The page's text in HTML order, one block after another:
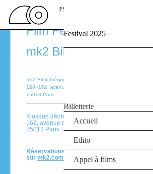
PSSFF 2026
Festival 2025
Billetterie
Accueil
Edito
Appel à films
Paris Surf & Skateboard
Film Festival 22‑25.09.16
mk2 Bibliothèque
mk2 Bibliothèque
128 -162, avenue de France
75013 Paris
Kiosque débrouï-art
162, avenue de France
75013 Paris
Réservations
sur mk2.com